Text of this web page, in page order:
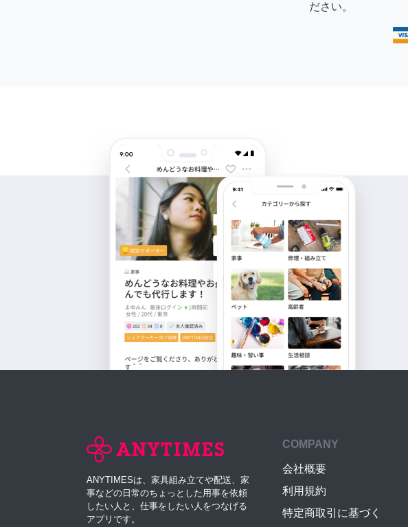
ださい。
ANYTIMESは、家具組み立てや配送、家
事などの日常のちょっとした用事を依頼
したい人と、仕事をしたい人をつなげる
アプリです。
COMPANY
会社概要
利用規約
特定商取引に基づく